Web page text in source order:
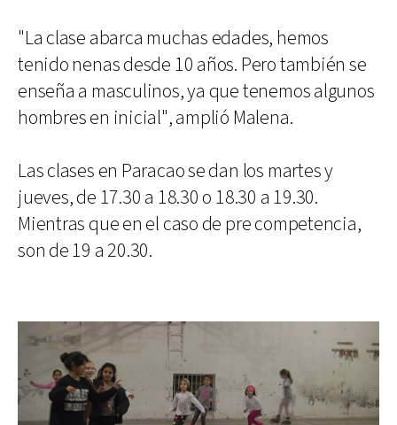
"La clase abarca muchas edades, hemos
tenido nenas desde 10 años. Pero también se
enseña a masculinos, ya que tenemos algunos
hombres en inicial", amplió Malena.
Las clases en Paracao se dan los martes y
jueves, de 17.30 a 18.30 o 18.30 a 19.30.
Mientras que en el caso de pre competencia,
son de 19 a 20.30.